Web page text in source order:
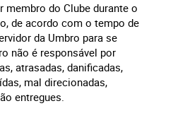
membro do Clube durante o
de acordo com o tempo de
da Umbro para se
não é responsável por
atrasadas, danificadas,
mal direcionadas,
entregues.